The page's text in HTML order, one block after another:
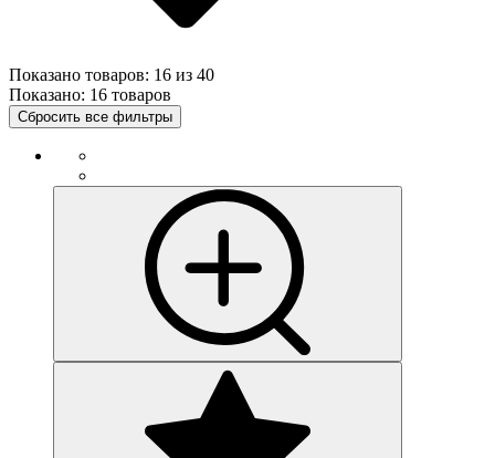
Показано товаров: 16 из 40
Показано: 16 товаров
Сбросить все фильтры